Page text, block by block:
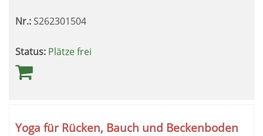
Nr.: S262301504
Status: Plätze frei
Yoga für Rücken, Bauch und Beckenboden